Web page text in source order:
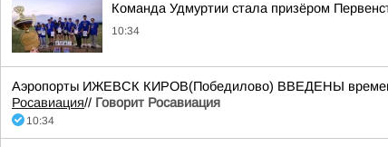
Команда Удмуртии стала призёром
10:34
Аэропорты ИЖЕВСК КИРОВ(Победилово) ВВЕДЕНЫ
Росавиация// Говорит Росавиация
10:34